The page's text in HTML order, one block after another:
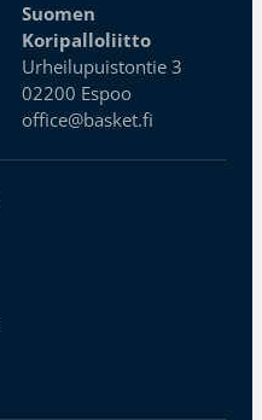
Suomen
Koripalloliitto
Urheilupuistontie 3
02200 Espoo
office@basket.fi